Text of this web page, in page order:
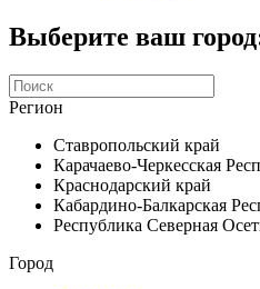
Выберите ваш
Регион
Ставропольский край
Карачаево-Черкесская
Краснодарский край
Кабардино-Балкарская
Республика Северная
Город